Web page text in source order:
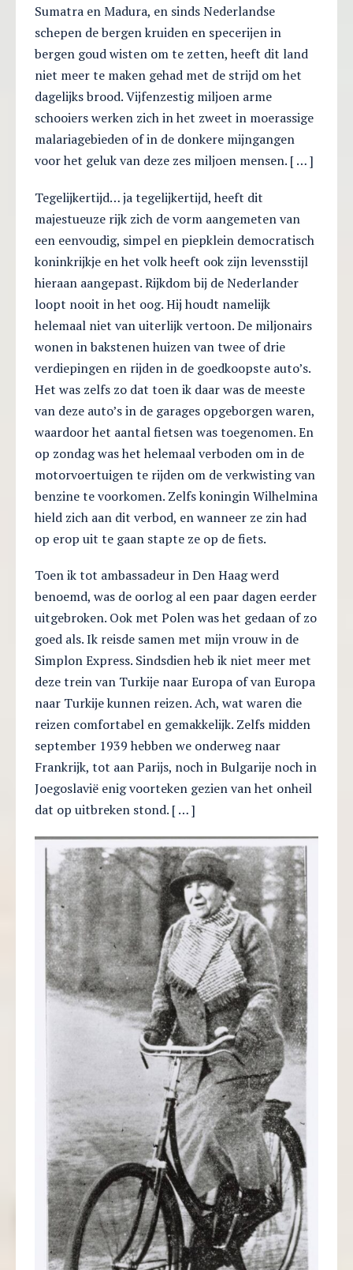
Sumatra en Madura, en sinds Nederlandse
schepen de bergen kruiden en specerijen in
bergen goud wisten om te zetten, heeft dit land
niet meer te maken gehad met de strijd om het
dagelijks brood. Vijfenzestig miljoen arme
schooiers werken zich in het zweet in moerassige
malariagebieden of in de donkere mijngangen
voor het geluk van deze zes miljoen mensen. [ … ]
Tegelijkertijd… ja tegelijkertijd, heeft dit
majestueuze rijk zich de vorm aangemeten van
een eenvoudig, simpel en piepklein democratisch
koninkrijkje en het volk heeft ook zijn levensstijl
hieraan aangepast. Rijkdom bij de Nederlander
loopt nooit in het oog. Hij houdt namelijk
helemaal niet van uiterlijk vertoon. De miljonairs
wonen in bakstenen huizen van twee of drie
verdiepingen en rijden in de goedkoopste auto’s.
Het was zelfs zo dat toen ik daar was de meeste
van deze auto’s in de garages opgeborgen waren,
waardoor het aantal fietsen was toegenomen. En
op zondag was het helemaal verboden om in de
motorvoertuigen te rijden om de verkwisting van
benzine te voorkomen. Zelfs koningin Wilhelmina
hield zich aan dit verbod, en wanneer ze zin had
op erop uit te gaan stapte ze op de fiets.
Toen ik tot ambassadeur in Den Haag werd
benoemd, was de oorlog al een paar dagen eerder
uitgebroken. Ook met Polen was het gedaan of zo
goed als. Ik reisde samen met mijn vrouw in de
Simplon Express. Sindsdien heb ik niet meer met
deze trein van Turkije naar Europa of van Europa
naar Turkije kunnen reizen. Ach, wat waren die
reizen comfortabel en gemakkelijk. Zelfs midden
september 1939 hebben we onderweg naar
Frankrijk, tot aan Parijs, noch in Bulgarije noch in
Joegoslavië enig voorteken gezien van het onheil
dat op uitbreken stond. [ … ]